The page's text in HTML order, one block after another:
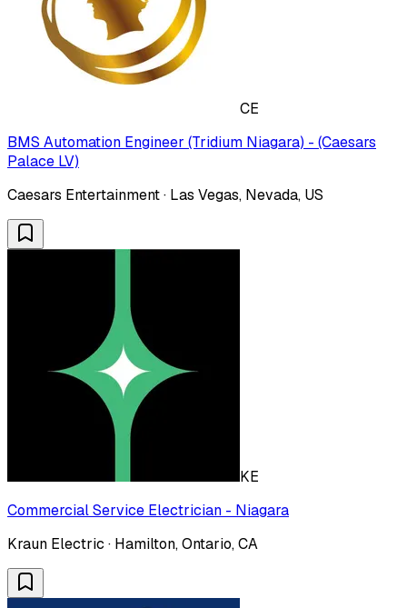
CE
BMS Automation Engineer (Tridium Niagara) - (Caesars
Palace LV)
Caesars Entertainment · Las Vegas, Nevada, US
KE
Commercial Service Electrician - Niagara
Kraun Electric · Hamilton, Ontario, CA